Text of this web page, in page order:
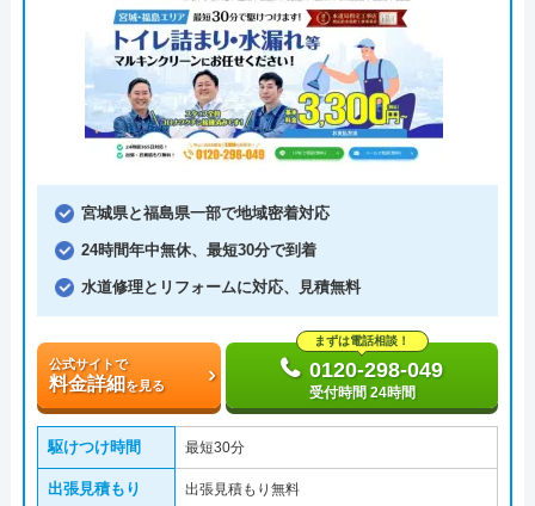
宮城県と福島県一部で地域密着対応
24時間年中無休、最短30分で到着
水道修理とリフォームに対応、見積無料
公式サイトで
料金詳細を見る
まずは電話相談！
0120-298-049
受付時間 24時間
駆けつけ時間 最短30分
出張見積もり 出張見積もり無料